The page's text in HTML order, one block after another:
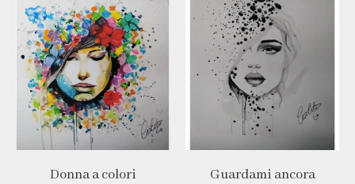
Donna a colori Guardami ancora